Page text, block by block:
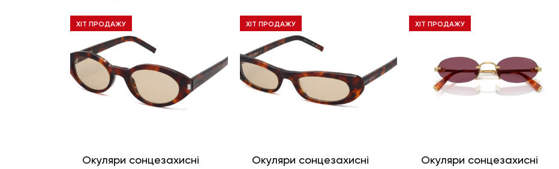
ХІТ ПРОДАЖУ
Окуляри сонцезахисні
ХІТ ПРОДАЖУ
Окуляри сонцезахисні
ХІТ ПРОДАЖУ
Окуляри сонцезахисні